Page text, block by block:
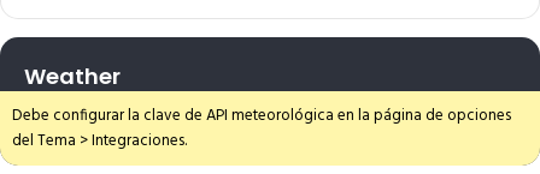
Weather
Debe configurar la clave de API meteorológica en la página de opciones
del Tema > Integraciones.